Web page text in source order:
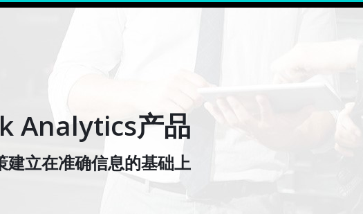
Analytics产品
建立在准确信息的基础上